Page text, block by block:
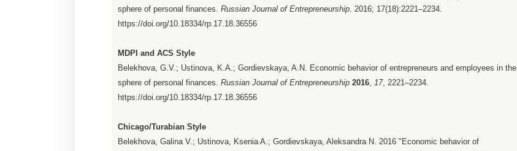
sphere of personal finances. Russian Journal of Entrepreneurship. 2016; 17(18):2221–2234.
https://doi.org/10.18334/rp.17.18.36556
MDPI and ACS Style
Belekhova, G.V.; Ustinova, K.A.; Gordievskaya, A.N. Economic behavior of entrepreneurs and employees in the
sphere of personal finances. Russian Journal of Entrepreneurship 2016, 17, 2221–2234.
https://doi.org/10.18334/rp.17.18.36556
Chicago/Turabian Style
Belekhova, Galina V.; Ustinova, Ksenia A.; Gordievskaya, Aleksandra N. 2016 "Economic behavior of